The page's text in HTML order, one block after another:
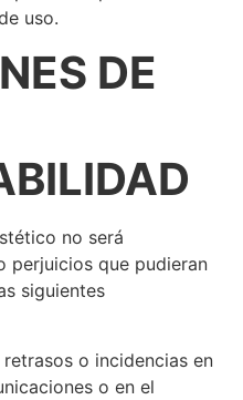
uso.
DE
no será
perjuicios que pudieran
siguientes
o incidencias en
o en el